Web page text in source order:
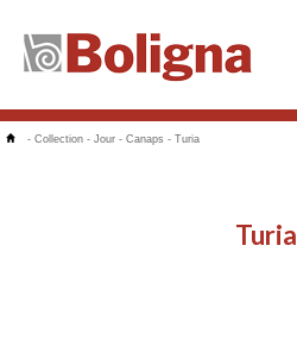
- Collection - Jour - Canaps - Turia
Turia